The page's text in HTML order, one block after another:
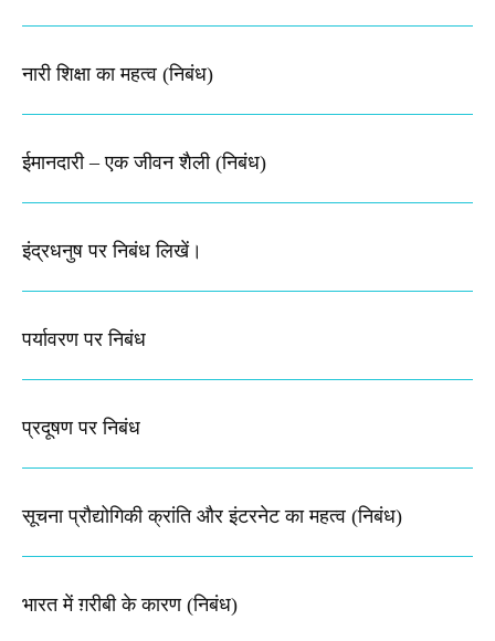
नारी शिक्षा का महत्व (निबंध)
ईमानदारी – एक जीवन शैली (निबंध)
इंद्रधनुष पर निबंध लिखें।
पर्यावरण पर निबंध
प्रदूषण पर निबंध
सूचना प्रौद्योगिकी क्रांति और इंटरनेट का महत्व (निबंध)
भारत में ग़रीबी के कारण (निबंध)